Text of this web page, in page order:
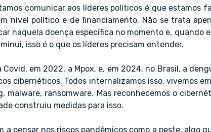
comunicar aos líderes políticos é que estamos
nível político e de financiamento. Não se trata
naquela doença específica no momento e, quando
isso é o que os líderes precisam entender.
em 2022, a Mpox, e, em 2024, no Brasil, a
cibernéticos. Todos internalizamos isso, vivemos
malware, ransomware. Mas reconhecemos o
construiu medidas para isso.
a pensar nos riscos pandêmicos como a peste, algo